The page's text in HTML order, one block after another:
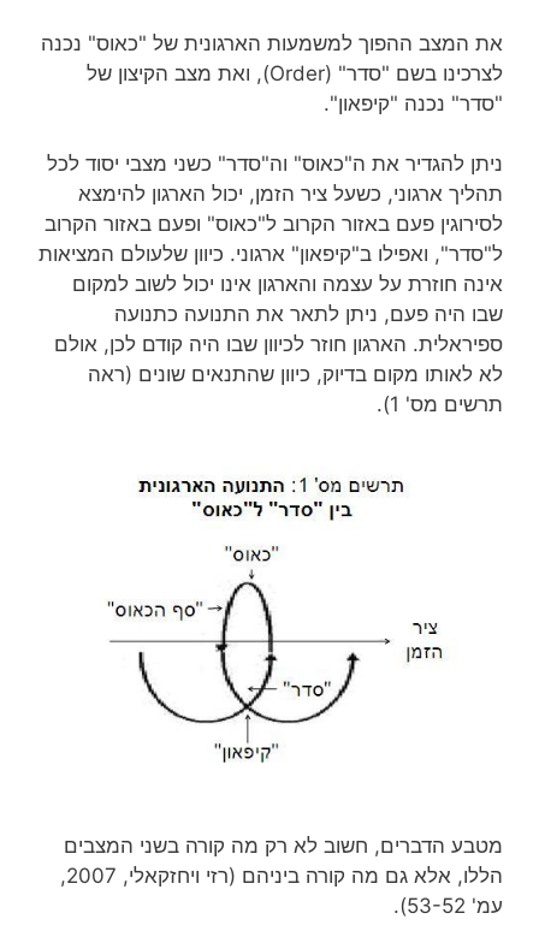
את המצב ההפוך למשמעות הארגונית של "כאוס" נכנה
לצרכינו בשם "סדר" (Order), ואת מצב הקיצון של
"סדר" נכנה "קיפאון".
ניתן להגדיר את ה"כאוס" וה"סדר" כשני מצבי יסוד לכל
תהליך ארגוני, כשעל ציר הזמן, יכול הארגון להימצא
לסירוגין פעם באזור הקרוב ל"כאוס" ופעם באזור הקרוב
ל"סדר", ואפילו ב"קיפאון" ארגוני. כיוון שלעולם המציאות
אינה חוזרת על עצמה והארגון אינו יכול לשוב למקום
שבו היה פעם, ניתן לתאר את התנועה כתנועה
ספיראלית. הארגון חוזר לכיוון שבו היה קודם לכן, אולם
לא לאותו מקום בדיוק, כיוון שהתנאים שונים (ראה
תרשים מס' 1).
מטבע הדברים, חשוב לא רק מה קורה בשני המצבים
הללו, אלא גם מה קורה ביניהם (רזי ויחזקאלי, 2007,
עמ' 53-52).